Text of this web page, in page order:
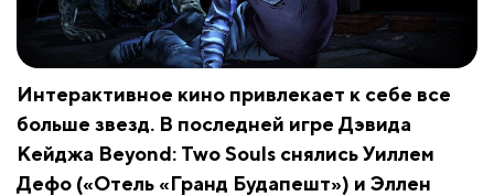
Интерактивное кино привлекает к себе все
больше звезд. В последней игре Дэвида
Кейджа Beyond: Two Souls снялись Уиллем
Дефо («Отель «Гранд Будапешт») и Эллен